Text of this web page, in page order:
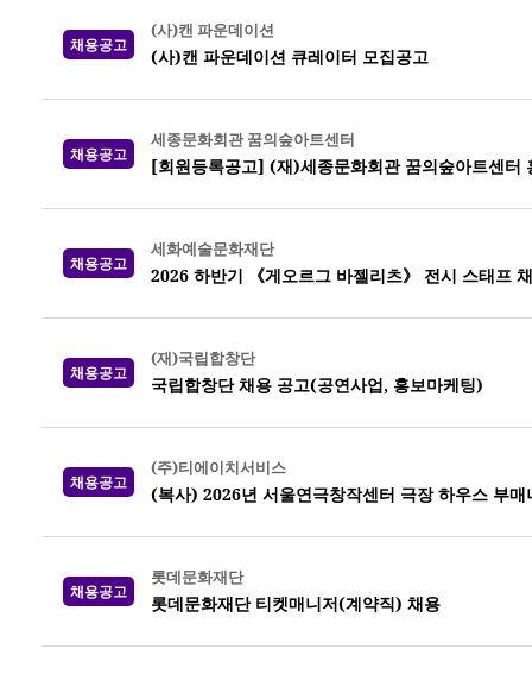
채용공고
(사)캔 파운데이션
(사)캔 파운데이션 큐레이터 모집공고
채용공고
세종문화회관 꿈의숲아트센터
[회원등록공고] (재)세종문화회관 꿈의숲아트센터
채용공고
세화예술문화재단
2026 하반기 《게오르그 바젤리츠》 전시 스태프
채용공고
(재)국립합창단
국립합창단 채용 공고(공연사업, 홍보마케팅)
채용공고
(주)티에이치서비스
(복사) 2026년 서울연극창작센터 극장 하우스 부
채용공고
롯데문화재단
롯데문화재단 티켓매니저(계약직) 채용